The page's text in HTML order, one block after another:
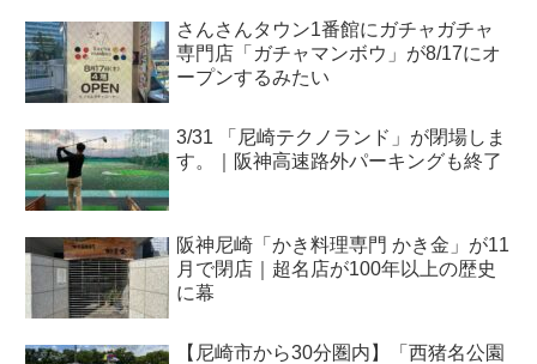
さんさんタウン1番館にガチャガチャ
専門店「ガチャマンボウ」が8/17にオ
ープンするみたい
3/31 「尼崎テクノランド」が閉場しま
す。｜阪神高速路外パーキングも終了
阪神尼崎「かき料理専門 かき金」が11
月で閉店｜超名店が100年以上の歴史
に幕
【尼崎市から30分圏内】「西猪名公園